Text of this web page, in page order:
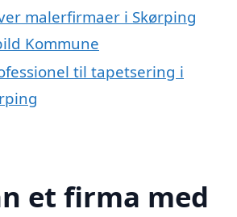
malerfirmaer i Skørping
Kommune
til tapetsering i
et firma med